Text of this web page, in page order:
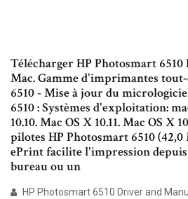
Télécharger HP Photosmart
Mac. Gamme d'imprimantes
6510 - Mise à jour du
6510 : Systèmes d'exploitation:
10.10. Mac OS X 10.11. Mac OS X
pilotes HP Photosmart 6510
ePrint facilite l'impression
bureau ou un
HP Photosmart 6510 Driver and